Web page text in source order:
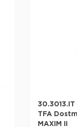
TFA
MAXIM II